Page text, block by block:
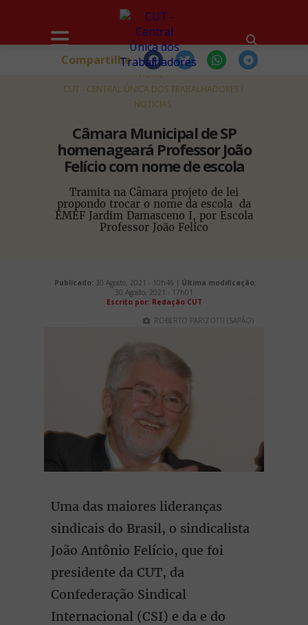
HOME
CUT - CENTRAL ÚNICA DOS TRABALHADORES
NOTÍCIAS
Câmara Municipal de SP
homenageará Professor João
Felício com nome de escola
Tramita na Câmara projeto de lei
propondo trocar o nome da escola da
EMEF Jardim Damasceno I, por Escola
Professor João Felíco
Compartilhe
Publicado: 30 Agosto, 2021 - 10h46 | Última modificação:
30 Agosto, 2021 - 17h01
Escrito por: Redação CUT
ROBERTO PARIZOTTI (SAPÃO)
Uma das maiores lideranças
sindicais do Brasil, o sindicalista
João Antônio Felício, que foi
presidente da CUT, da
Confederação Sindical
Internacional (CSI) e da e do